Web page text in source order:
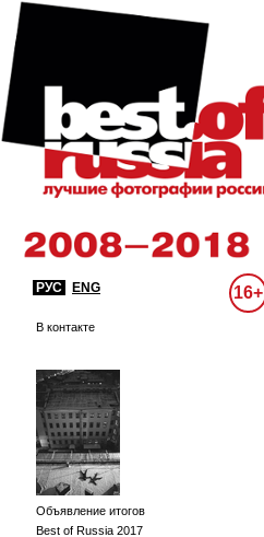
РУС ENG 16+
В контакте
Объявление итогов
Best of Russia 2017